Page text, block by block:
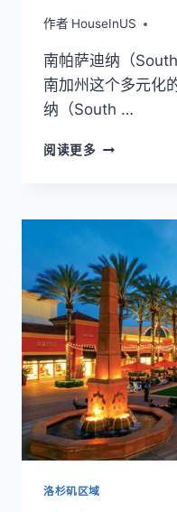
作者 HouseInUS
南帕萨迪纳（
南加州这个多元化
纳（South …
阅读更多
纳
（SOUTH
PASADENA
南
加
州
隐
藏
的
教
育
与
生
珍
洛杉矶区域